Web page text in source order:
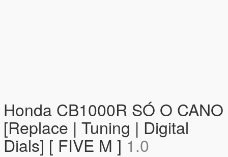
Honda CB1000R SÓ O CANO
[Replace | Tuning | Digital
Dials] [ FIVE M ]1.0